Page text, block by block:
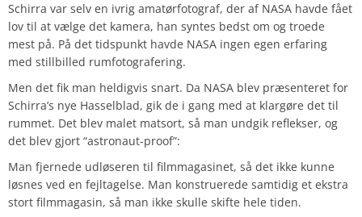
Schirra var selv en ivrig amatørfotograf, der af NASA havde fået
lov til at vælge det kamera, han syntes bedst om og troede
mest på. På det tidspunkt havde NASA ingen egen erfaring
med stillbilled rumfotografering.
Men det fik man heldigvis snart. Da NASA blev præsenteret for
Schirra’s nye Hasselblad, gik de i gang med at klargøre det til
rummet. Det blev malet matsort, så man undgik reflekser, og
det blev gjort “astronaut-proof”:
Man fjernede udløseren til filmmagasinet, så det ikke kunne
løsnes ved en fejltagelse. Man konstruerede samtidig et ekstra
stort filmmagasin, så man ikke skulle skifte hele tiden.